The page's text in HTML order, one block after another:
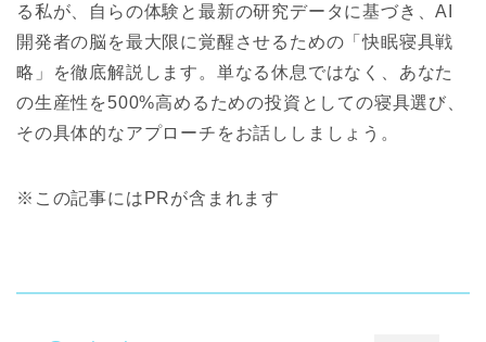
る私が、自らの体験と最新の研究データに基づき、AI
開発者の脳を最大限に覚醒させるための 「快眠寝具戦
略」
を徹底解説します。単なる休息ではなく、あなた
の生産性を500%高めるための投資としての寝具選び、
その具体的なアプローチをお話ししましょう。
※この記事にはPRが含まれます